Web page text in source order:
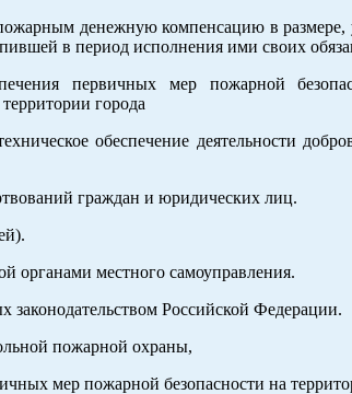
денежную компенсацию в размере,
в период исполнения ими своих
первичных мер пожарной
города
обеспечение деятельности
граждан и юридических лиц.
органами местного самоуправления.
законодательством Российской Федерации.
пожарной охраны,
мер пожарной безопасности на